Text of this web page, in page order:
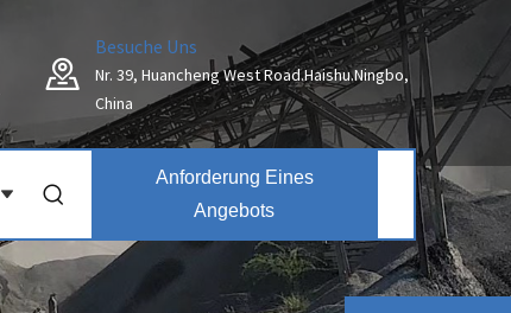
Besuche Uns
Nr. 39, Huancheng West Road.Haishu.Ningbo,
China
Anforderung Eines
Angebots